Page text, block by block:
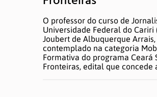
ATUALIZAÇÕES
Notícias
O professor do curso de
Universidade Federal do Cariri
Joubert de Albuquerque Arrais,
contemplado na categoria
Formativa do programa Ceará
Fronteiras, edital que concede